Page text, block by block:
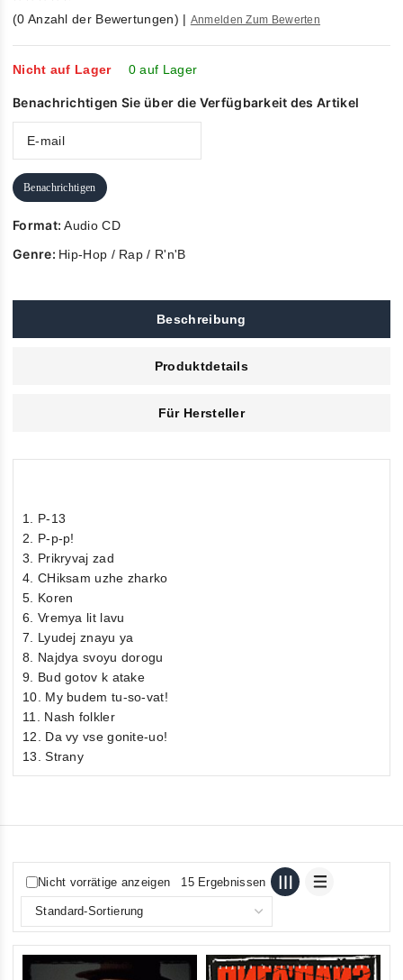
out
of
5
(0 Anzahl der Bewertungen) | Anmelden Zum Bewerten
Nicht auf Lager 0 auf Lager
Benachrichtigen Sie über die Verfügbarkeit des Artikel
Benachrichtigen
Format:Audio CD
Genre: Hip-Hop / Rap / R'n'B
Beschreibung
Produktdetails
Für Hersteller
1. P-13
2. P-p-p!
3. Prikryvaj zad
4. CHiksam uzhe zharko
5. Koren
6. Vremya lit lavu
7. Lyudej znayu ya
8. Najdya svoyu dorogu
9. Bud gotov k atake
10. My budem tu-so-vat!
11. Nash folkler
12. Da vy vse gonite-uo!
13. Strany
Nicht vorrätige anzeigen 15 Ergebnissen